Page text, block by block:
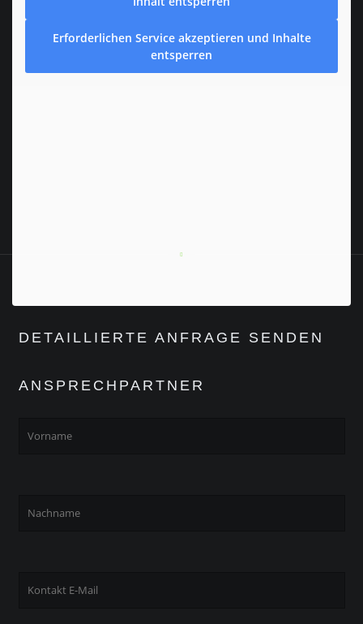
Erforderlichen Service akzeptieren und Inhalte
entsperren
DETAILLIERTE ANFRAGE SENDEN
ANSPRECHPARTNER